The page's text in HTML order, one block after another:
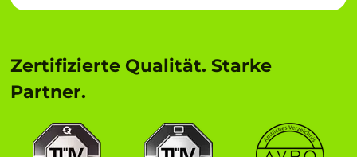
Zertifizierte Qualität. Starke
Partner.